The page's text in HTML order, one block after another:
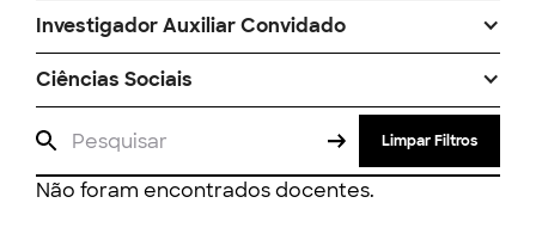
Investigador Auxiliar Convidado
Ciências Sociais
Limpar Filtros
Não foram encontrados docentes.